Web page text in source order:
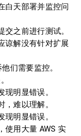
白天部署并监控问
之前进行测试。
谅解没有针对扩展
们需要监控。
明显错误。
难以理解。
明显错误。
使用大量 AWS 实